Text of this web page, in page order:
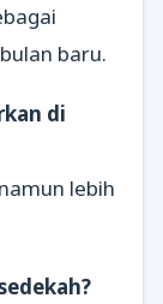
baru.
di
lebih